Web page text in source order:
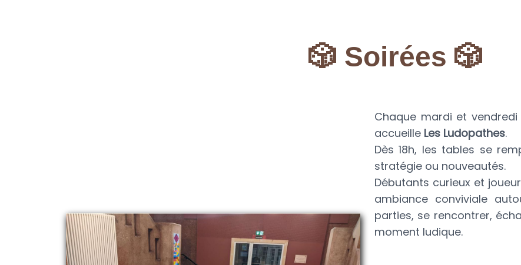
🎲 Soirées 🎲
Chaque mardi et vendredi
accueille Les Ludopathes.
Dès 18h, les tables se
stratégie ou nouveautés.
Débutants curieux et
ambiance conviviale
parties, se rencontrer,
moment ludique.